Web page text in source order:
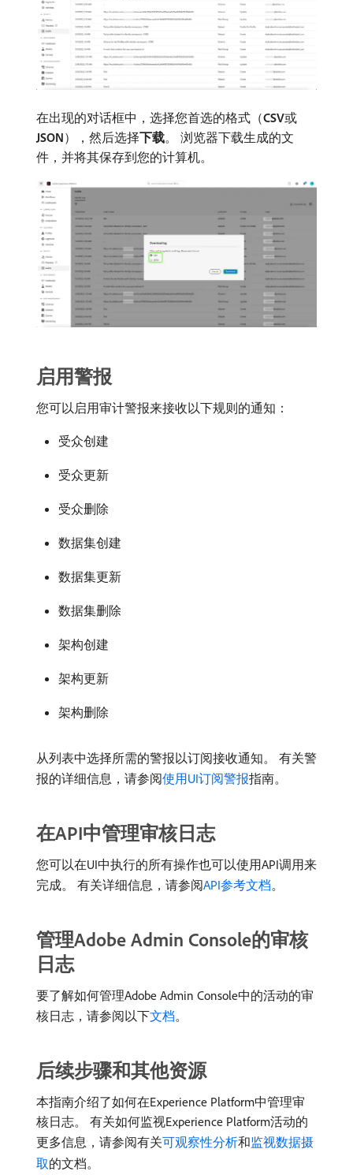
在出现的对话框中，选择您首选的格式（CSV​或​
JSON），然后选择​下载。 浏览器下载生成的文
件，并将其保存到您的计算机。
启用警报
您可以启用审计警报来接收以下规则的通知：
受众创建
受众更新
受众删除
数据集创建
数据集更新
数据集删除
架构创建
架构更新
架构删除
从列表中选择所需的警报以订阅接收通知。 有关警
报的详细信息，请参阅使用UI订阅警报指南。
在API中管理审核日志
您可以在UI中执行的所有操作也可以使用API调用来
完成。 有关详细信息，请参阅API参考文档。
管理Adobe Admin Console的审核
日志
要了解如何管理Adobe Admin Console中的活动的审
核日志，请参阅以下文档。
后续步骤和其他资源
本指南介绍了如何在Experience Platform中管理审
核日志。 有关如何监视Experience Platform活动的
更多信息，请参阅有关可观察性分析和监视数据摄
取的文档。